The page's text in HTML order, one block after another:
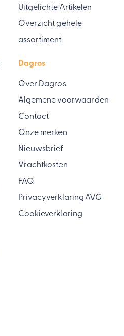
Uitgelichte Artikelen
Overzicht gehele
assortiment
Dagros
Over Dagros
Algemene voorwaarden
Contact
Onze merken
Nieuwsbrief
Vrachtkosten
FAQ
Privacyverklaring AVG
Cookieverklaring